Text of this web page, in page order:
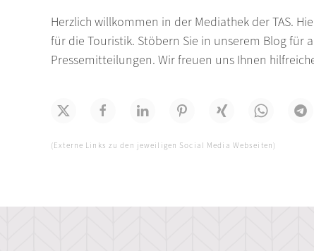
Herzlich willkommen in der Mediathek der TAS.
für die Touristik. Stöbern Sie in unserem Blog für
Pressemitteilungen. Wir freuen uns Ihnen
(Externe Links zu den jeweiligen Social Media Webseiten)